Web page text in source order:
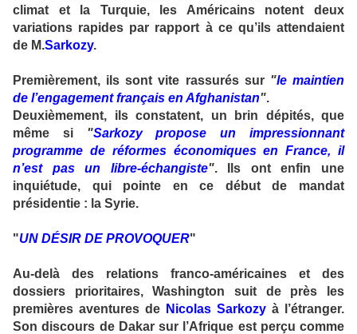
climat et la Turquie, les Américains notent deux
variations rapides par rapport à ce qu’ils attendaient
de M.Sarkozy.
Premièrement, ils sont vite rassurés sur "le maintien
de l’engagement français en Afghanistan".
Deuxièmement, ils constatent, un brin dépités, que
même si "Sarkozy propose un impressionnant
programme de réformes économiques en France, il
n’est pas un libre-échangiste". Ils ont enfin une
inquiétude, qui pointe en ce début de mandat
présidentie : la Syrie.
"UN DÉSIR DE PROVOQUER"
Au-delà des relations franco-américaines et des
dossiers prioritaires, Washington suit de près les
premières aventures de Nicolas Sarkozy à l’étranger.
Son discours de Dakar sur l’Afrique est perçu comme